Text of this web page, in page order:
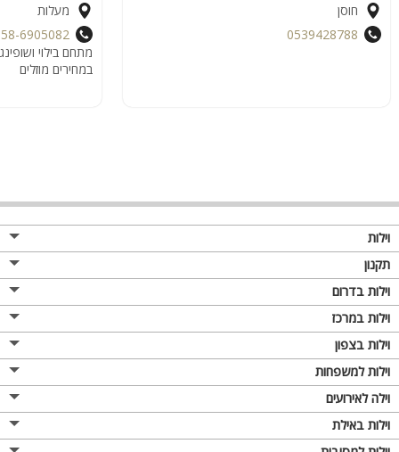
חוסן
0539428788
מעלות
6905082
מתחם בילוי
במחירים מוזלים
וילות
תקנון
וילות בדרום
וילות במרכז
וילות בצפון
וילות למשפחות
וילה לאירועים
וילות באילת